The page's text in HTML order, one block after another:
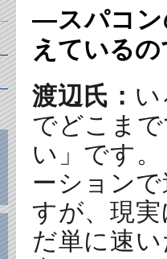
―スパコン
えている
渡辺氏：
でどこま
い」です
ーション
すが、現
だ単に速